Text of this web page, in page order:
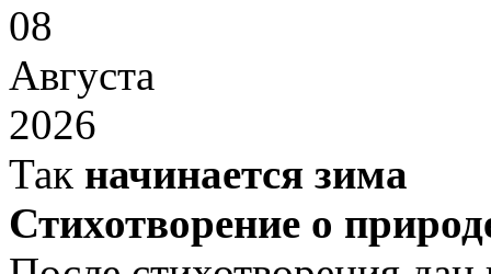
08
Августа
2026
Так начинается зима
Стихотворение о